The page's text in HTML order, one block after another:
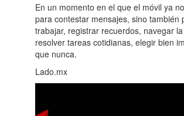
En un momento en el que el móvil ya
para contestar mensajes, sino también
trabajar, registrar recuerdos, navegar
resolver tareas cotidianas, elegir bien
que nunca.
Lado.mx